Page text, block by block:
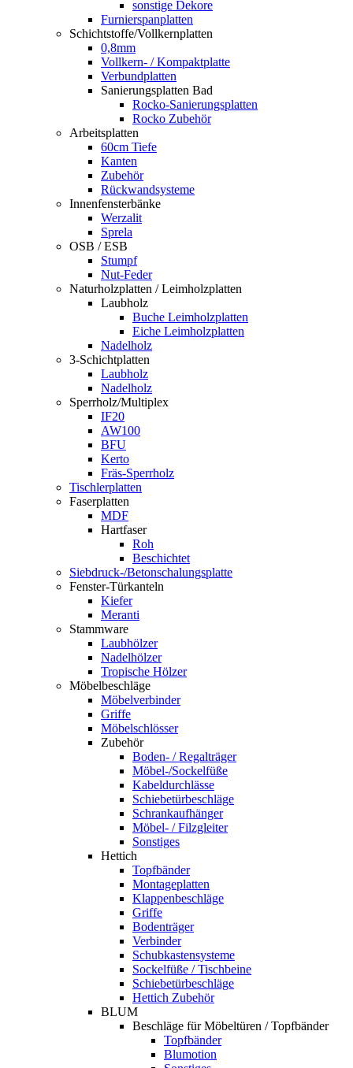
sonstige Dekore
Furnierspanplatten
Schichtstoffe/Vollkernplatten
0,8mm
Vollkern- / Kompaktplatte
Verbundplatten
Sanierungsplatten Bad
Rocko-Sanierungsplatten
Rocko Zubehör
Arbeitsplatten
60cm Tiefe
Kanten
Zubehör
Rückwandsysteme
Innenfensterbänke
Werzalit
Sprela
OSB / ESB
Stumpf
Nut-Feder
Naturholzplatten / Leimholzplatten
Laubholz
Buche Leimholzplatten
Eiche Leimholzplatten
Nadelholz
3-Schichtplatten
Laubholz
Nadelholz
Sperrholz/Multiplex
IF20
AW100
BFU
Kerto
Fräs-Sperrholz
Tischlerplatten
Faserplatten
MDF
Hartfaser
Roh
Beschichtet
Siebdruck-/Betonschalungsplatte
Fenster-Türkanteln
Kiefer
Meranti
Stammware
Laubhölzer
Nadelhölzer
Tropische Hölzer
Möbelbeschläge
Möbelverbinder
Griffe
Möbelschlösser
Zubehör
Boden- / Regalträger
Möbel-/Sockelfüße
Kabeldurchlässe
Schiebetürbeschläge
Schrankaufhänger
Möbel- / Filzgleiter
Sonstiges
Hettich
Topfbänder
Montageplatten
Klappenbeschläge
Griffe
Bodenträger
Verbinder
Schubkastensysteme
Sockelfüße / Tischbeine
Schiebetürbeschläge
Hettich Zubehör
BLUM
Beschläge für Möbeltüren / Topfbänder
Topfbänder
Blumotion